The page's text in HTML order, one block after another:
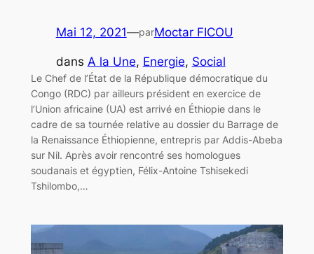
Mai 12, 2021—parMoctar FICOU
dans A la Une, Energie, Social
Le Chef de l’État de la République démocratique du
Congo (RDC) par ailleurs président en exercice de
l’Union africaine (UA) est arrivé en Éthiopie dans le
cadre de sa tournée relative au dossier du Barrage de
la Renaissance Éthiopienne, entrepris par Addis-Abeba
sur Nil. Après avoir rencontré ses homologues
soudanais et égyptien, Félix-Antoine Tshisekedi
Tshilombo,…